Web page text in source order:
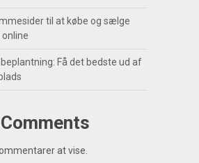
til at købe og sælge
Få det bedste ud af
at vise.